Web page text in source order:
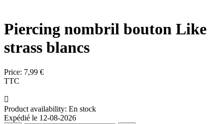
Piercing nombril bouton Like
strass blancs
Price: 7,99 €
TTC

Product availability: En stock
Expédié le 12-08-2026